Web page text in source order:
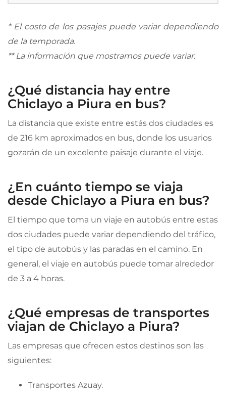
* El costo de los pasajes puede variar dependiendo
de la temporada.
** La información que mostramos puede variar.
¿Qué distancia hay entre
Chiclayo a Piura en bus?
La distancia que existe entre estás dos ciudades es
de 216 km aproximados en bus, donde los usuarios
gozarán de un excelente paisaje durante el viaje.
¿En cuánto tiempo se viaja
desde Chiclayo a Piura en bus?
El tiempo que toma un viaje en autobús entre estas
dos ciudades puede variar dependiendo del tráfico,
el tipo de autobús y las paradas en el camino. En
general, el viaje en autobús puede tomar alrededor
de 3 a 4 horas.
¿Qué empresas de transportes
viajan de Chiclayo a Piura?
Las empresas que ofrecen estos destinos son las
siguientes:
Transportes Azuay.